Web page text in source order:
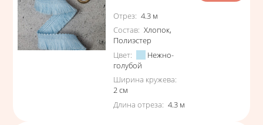
Характеристики
Отрез: 4.3 м
Состав: Хлопок,
Полиэстер
Цвет:
Нежно-
голубой
Ширина кружева:
2см
Длина отреза: 4.3 м